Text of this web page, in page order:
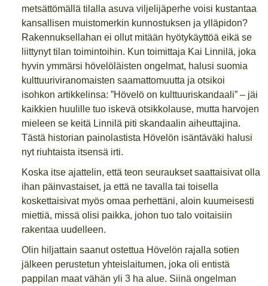
metsättömällä tilalla asuva viljelijäperhe voisi kustantaa
kansallisen muistomerkin kunnostuksen ja ylläpidon?
Rakennuksellahan ei ollut mitään hyötykäyttöä eikä se
liittynyt tilan toimintoihin. Kun toimittaja Kai Linnilä, joka
hyvin ymmärsi hövelöläisten ongelmat, halusi suomia
kulttuuriviranomaisten saamattomuutta ja otsikoi
isohkon artikkelinsa: ”Hövelö on kulttuuriskandaali” – jäi
kaikkien huulille tuo iskevä otsikkolause, mutta harvojen
mieleen se keitä Linnilä piti skandaalin aiheuttajina.
Tästä historian painolastista Hövelön isäntäväki halusi
nyt riuhtaista itsensä irti.
Koska itse ajattelin, että teon seuraukset saattaisivat olla
ihan päinvastaiset, ja että ne tavalla tai toisella
koskettaisivat myös omaa perhettäni, aloin kuumeisesti
miettiä, missä olisi paikka, johon tuo talo voitaisiin
rakentaa uudelleen.
Olin hiljattain saanut ostettua Hövelön rajalla sotien
jälkeen perustetun yhteislaitumen, joka oli entistä
pappilan maat vähän yli 3 ha alue. Siinä ongelman